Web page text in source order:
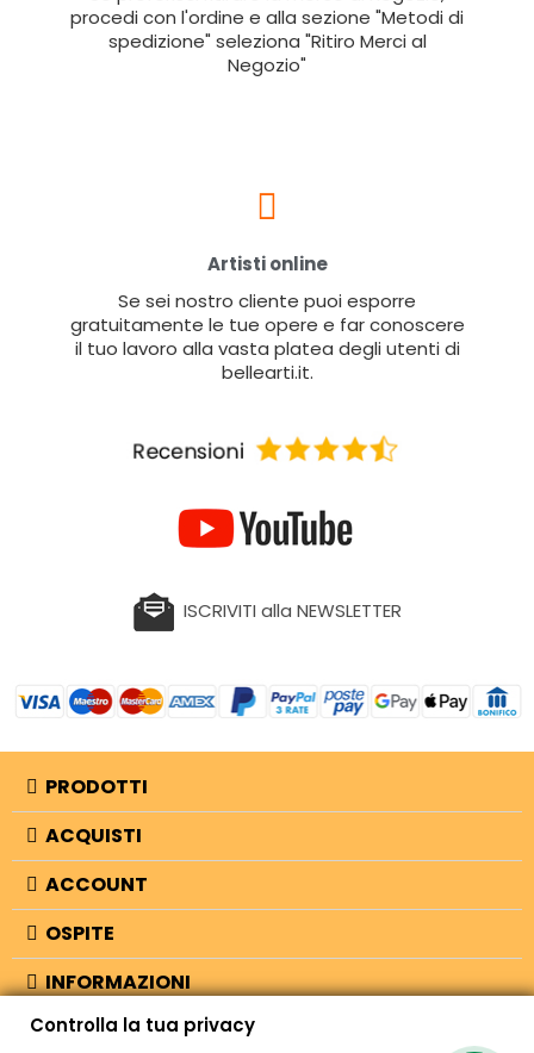
procedi con l'ordine e alla sezione "Metodi di
spedizione" seleziona "Ritiro Merci al
Negozio"
Artisti online
Se sei nostro cliente puoi esporre
gratuitamente le tue opere e far conoscere
il tuo lavoro alla vasta platea degli utenti di
bellearti.it.
ISCRIVITI alla NEWSLETTER
PRODOTTI
ACQUISTI
ACCOUNT
OSPITE
INFORMAZIONI
NEGOZIO
Controlla la tua privacy